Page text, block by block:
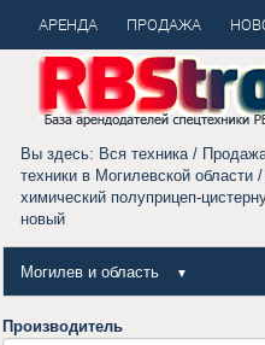
АРЕНДА ПРОДАЖА
Вы здесь: Вся техника/
техники в Могилевской области /
химический полуприцеп-
новый
Могилев и область ▼
Производитель